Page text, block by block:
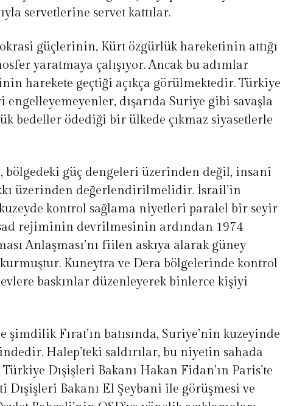
servetlerine servet kattılar.
güçlerinin, Kürt özgürlük hareketinin attığı
yaratmaya çalışıyor. Ancak bu adımlar
harekete geçtiği açıkça görülmektedir. Türkiye
engelleyemeyenler, dışarıda Suriye gibi savaşla
bedeller ödediği bir ülkede çıkmaz siyasetlerle
bölgedeki güç dengeleri üzerinden değil, insani
üzerinden değerlendirilmelidir. İsrail’in
kontrol sağlama niyetleri paralel bir seyir
rejiminin devrilmesinin ardından 1974
Anlaşması’nı fiilen askıya alarak güney
kurmuştur. Kuneytra ve Dera bölgelerinde kontrol
baskınlar düzenleyerek binlerce kişiyi
şimdilik Fırat’ın batısında, Suriye’nin kuzeyinde
Halep’teki saldırılar, bu niyetin sahada
Dışişleri Bakanı Hakan Fidan’ın Paris’te
Dışişleri Bakanı El Şeybani ile görüşmesi ve